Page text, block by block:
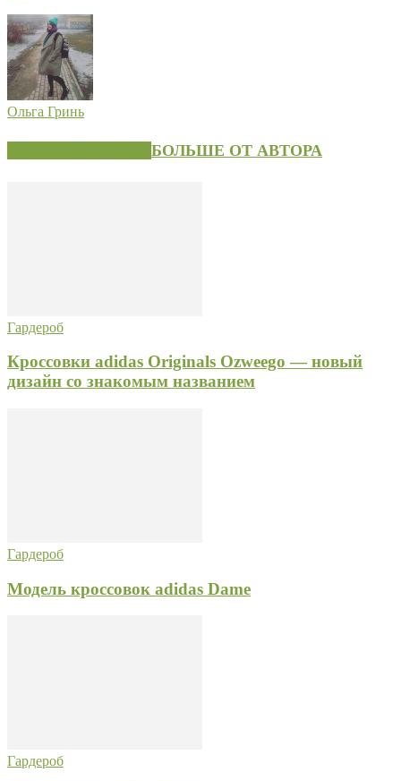
Ольга Гринь
БОЛЬШЕ ОТ АВТОРА
Гардероб
Кроссовки adidas Originals Ozweego — новый
дизайн со знакомым названием
Гардероб
Модель кроссовок adidas Dame
Гардероб